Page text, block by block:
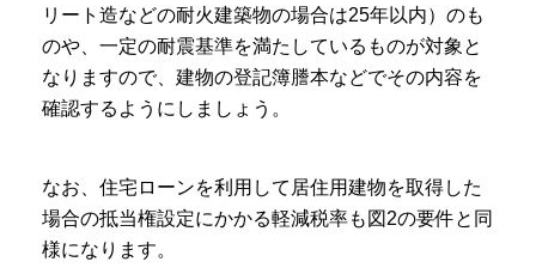
リート造などの耐火建築物の場合は25年以内）のも
のや、一定の耐震基準を満たしているものが対象と
なりますので、建物の登記簿謄本などでその内容を
確認するようにしましょう。
なお、住宅ローンを利用して居住用建物を取得した
場合の抵当権設定にかかる軽減税率も図2の要件と同
様になります。